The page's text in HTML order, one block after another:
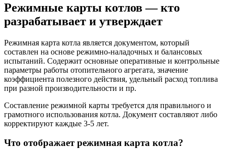
Режимные карты котлов — кто
разрабатывает и утверждает
Режимная карта котла является документом, который
составлен на основе режимно-наладочных и балансовых
испытаний. Содержит основные оперативные и контрольные
параметры работы отопительного агрегата, значение
коэффициента полезного действия, удельный расход топлива
при разной производительности и пр.
Составление режимной карты требуется для правильного и
грамотного использования котла. Документ составляют либо
корректируют каждые 3-5 лет.
Что отображает режимная карта котла?